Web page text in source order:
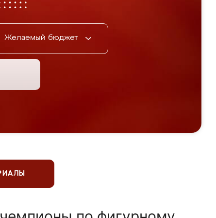
Желаемый бюджет